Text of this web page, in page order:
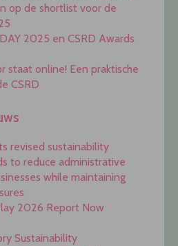
op de shortlist voor de
2025 en CSRD Awards
staat online! Een praktische
CSRD
revised sustainability
to reduce administrative
while maintaining
2026 Report Now
Sustainability